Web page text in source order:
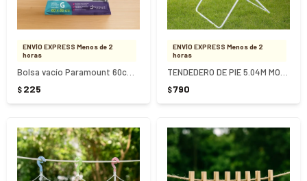
ENVÍO EXPRESS Menos de 2
horas
$ 225
ENVÍO EXPRESS Menos de 2
horas
$790